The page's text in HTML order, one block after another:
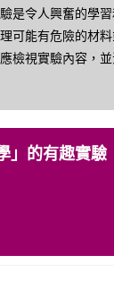
是令人興奮的學
可能有危險的材料
檢視實驗內容，
」的有趣實驗